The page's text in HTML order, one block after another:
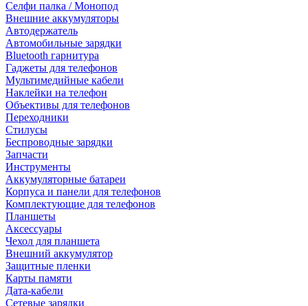
Селфи палка / Монопод
Внешние аккумуляторы
Автодержатель
Автомобильные зарядки
Bluetooth гарнитура
Гаджеты для телефонов
Мультимедийные кабели
Наклейки на телефон
Объективы для телефонов
Переходники
Стилусы
Беспроводные зарядки
Запчасти
Инструменты
Аккумуляторные батареи
Корпуса и панели для телефонов
Комплектующие для телефонов
Планшеты
Аксессуары
Чехол для планшета
Внешний аккумулятор
Защитные пленки
Карты памяти
Дата-кабели
Сетевые зарядки